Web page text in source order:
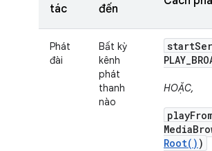
tác
đến
Phát
đài
Bất kỳ
kênh
phát
thanh
nào
PLAY_
HOẶC,
Media
Root( ) )